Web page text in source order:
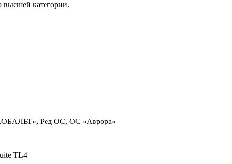
высшей категории.
Ред ОС, ОС «Аврора»
TL4